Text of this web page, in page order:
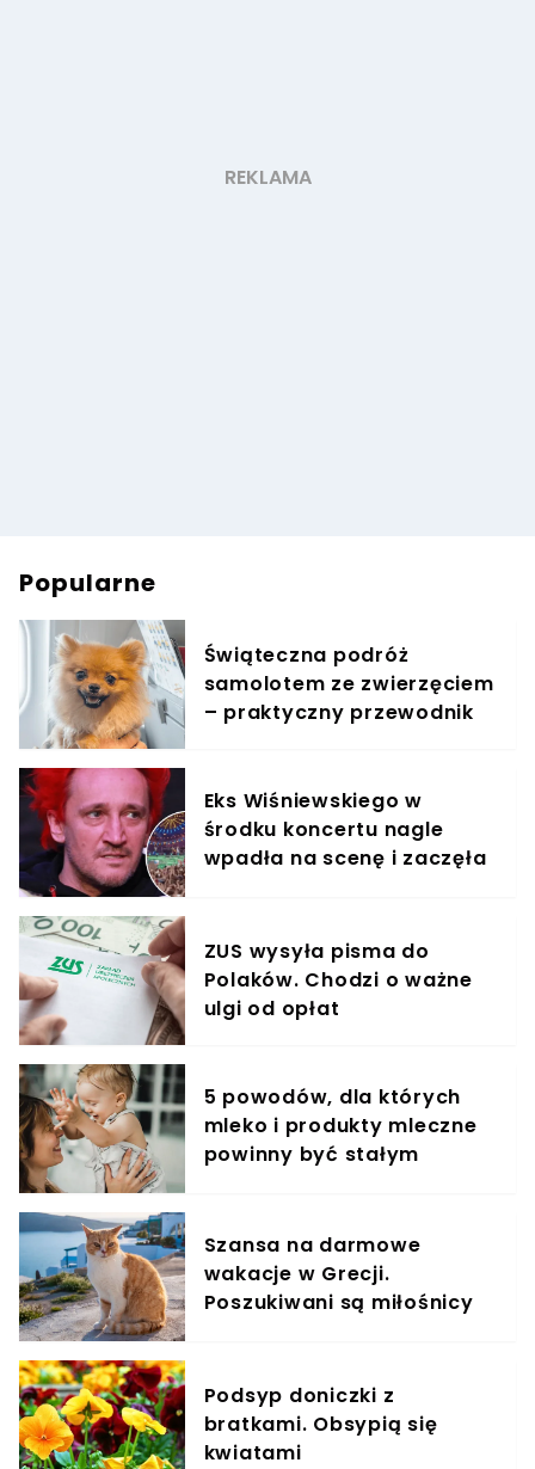
Popularne
Świąteczna podróż
samolotem ze zwierzęciem
– praktyczny przewodnik
Eks Wiśniewskiego w
środku koncertu nagle
wpadła na scenę i zaczęła
ZUS wysyła pisma do
Polaków. Chodzi o ważne
ulgi od opłat
5 powodów, dla których
mleko i produkty mleczne
powinny być stałym
Szansa na darmowe
wakacje w Grecji.
Poszukiwani są miłośnicy
Podsyp doniczki z
bratkami. Obsypią się
kwiatami